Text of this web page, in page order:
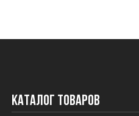
Каталог товаров